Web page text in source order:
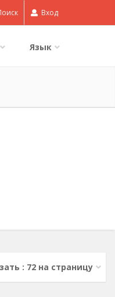
Вход
Язык
: 72 на страницу